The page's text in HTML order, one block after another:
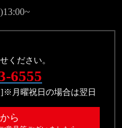
ください。
6555
]※月曜祝日の場合は翌日
ら